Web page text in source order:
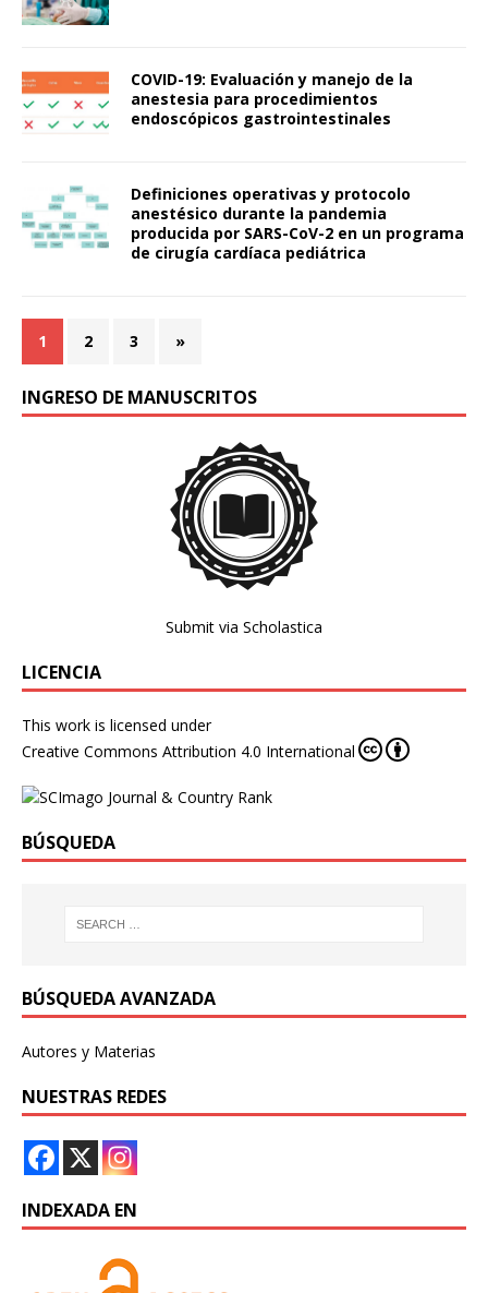
COVID-19: Evaluación y manejo de la
anestesia para procedimientos
endoscópicos gastrointestinales
Definiciones operativas y protocolo
anestésico durante la pandemia
producida por SARS-CoV-2 en un programa
de cirugía cardíaca pediátrica
1 2 3 »
INGRESO DE MANUSCRITOS
Submit via Scholastica
LICENCIA
This work is licensed under
Creative Commons Attribution 4.0 International
BÚSQUEDA
BÚSQUEDA AVANZADA
Autores y Materias
NUESTRAS REDES
INDEXADA EN